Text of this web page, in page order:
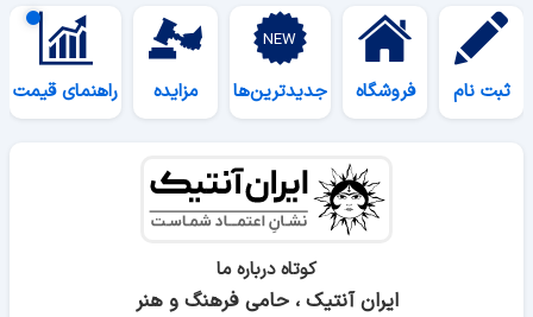
ثبت نام فروشگاه جدیدترین‌ها مزایده راهنمای قیمت
کوتاه درباره ما
ایران آنتیک ، حامی فرهنگ و هنر